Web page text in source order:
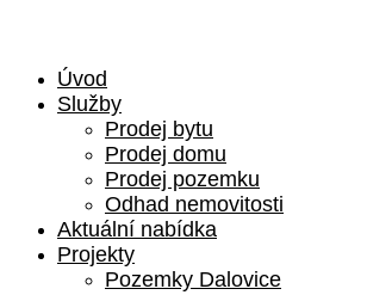
Úvod
Služby
Prodej bytu
Prodej domu
Prodej pozemku
Odhad nemovitosti
Aktuální nabídka
Projekty
Pozemky Dalovice